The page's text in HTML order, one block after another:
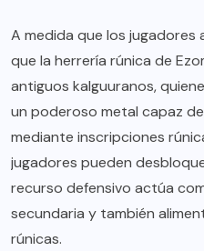
A medida que los jugadores
que la herrería rúnica de
antiguos kalguuranos,
un poderoso metal capaz
mediante inscripciones
jugadores pueden
recurso defensivo actúa
secundaria y también
rúnicas.